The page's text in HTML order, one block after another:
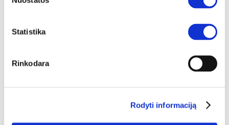
Statistika
Rinkodara
Rodyti informaciją